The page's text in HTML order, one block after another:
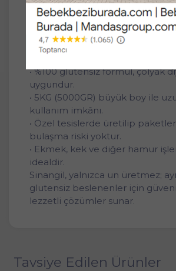
Bu ürün, evde ekmek, kek,
hamur işleri hazırlamak için
ve hafif yapısıyla tariflerinize
• %100 glutensiz formül, çölyak
uygundur.
• 5KG (5000GR) büyük boy ile
kullanım imkânı.
• Özel tesislerde üretilip
bulaşma riski yoktur.
• Ekmek, kek ve diğer hamur
idealdir.
Sinangil, yalnızca un üretmez;
glutensiz beslenenler için
lezzetli çözümler sunar.
Tavsiye Edilen Ürünler